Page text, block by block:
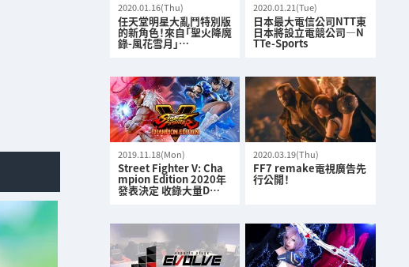
2020.01.16(Thu)
任天堂明星大亂鬥特別版
的新角色！來自「聖火降魔
錄-風花雪月」…
2020.01.21(Tue)
日本最大電信公司NTT東
日本將設立電競公司—N
TTe-Sports
2019.11.18(Mon)
Street Fighter V: Cha
mpion Edition 2020年
發表決定 收錄大量D…
2020.03.19(Thu)
FF7 remake電視廣告先
行公開！